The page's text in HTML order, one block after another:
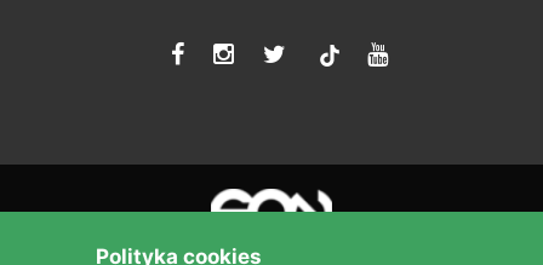
tiktok
Polityka cookies